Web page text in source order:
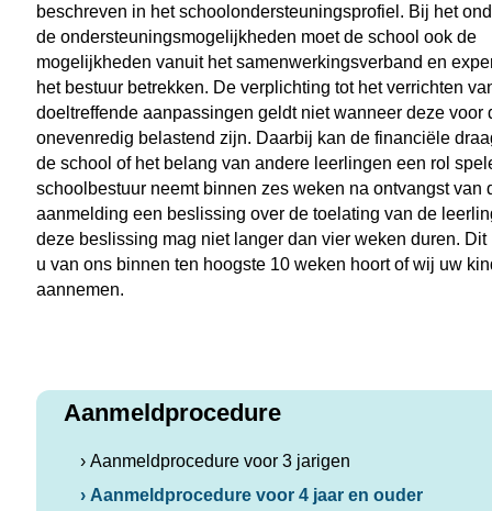
beschreven in het schoolondersteuningsprofiel. Bij het
de ondersteuningsmogelijkheden moet de school ook de
mogelijkheden vanuit het samenwerkingsverband en
het bestuur betrekken. De verplichting tot het verrichten
doeltreffende aanpassingen geldt niet wanneer deze voor
onevenredig belastend zijn. Daarbij kan de financiële
de school of het belang van andere leerlingen een rol
schoolbestuur neemt binnen zes weken na ontvangst van
aanmelding een beslissing over de toelating van de
deze beslissing mag niet langer dan vier weken duren. Dit
u van ons binnen ten hoogste 10 weken hoort of wij uw
aannemen.
Aanmeldprocedure
› Aanmeldprocedure voor 3 jarigen
› Aanmeldprocedure voor 4 jaar en ouder